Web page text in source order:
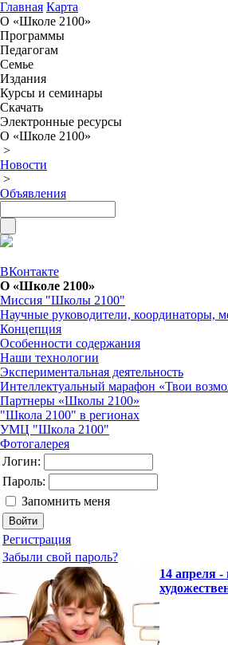
Главная Карта
О «Школе 2100»
Программы
Педагогам
Семье
Издания
Курсы и семинары
Скачать
Электронные ресурсы
О «Школе 2100»
>
Новости
>
Объявления
ВКонтакте
О «Школе 2100»
Миссия "Школы 2100"
Научные руководители, координаторы,
Концепция
Особенности содержания
Наши технологии
Экспериментальная деятельность
Интеллектуальный марафон «Твои
Партнеры «Школы 2100»
"Школа 2100" в регионах
УМЦ "Школа 2100"
Фотогалерея
Логин:
Пароль:
Запомнить меня
Регистрация
Забыли свой пароль?
14 апреля